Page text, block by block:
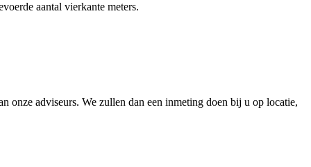
aantal vierkante meters.
onze adviseurs. We zullen dan een inmeting doen bij u op locatie,